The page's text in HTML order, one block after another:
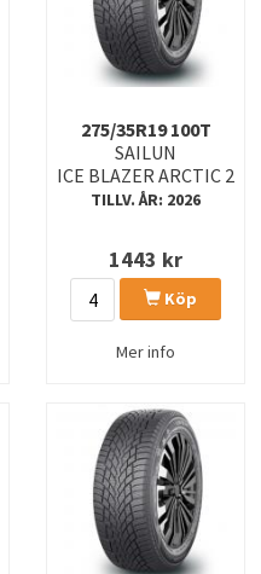
275/35R19 100T
SAILUN
ICE BLAZER ARCTIC 2
TILLV. ÅR: 2026
1443 kr
Köp
Mer info